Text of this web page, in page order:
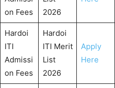
on Fees
2026
Hardoi
ITI
Admissi
on Fees
Hardoi
ITI Merit
List
2026
Apply
Here